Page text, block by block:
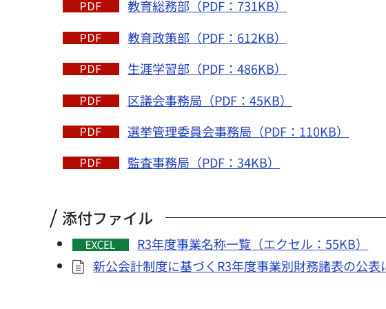
教育総務部（PDF：731KB）
教育政策部（PDF：612KB）
生涯学習部（PDF：486KB）
区議会事務局（PDF：45KB）
選挙管理委員会事務局（PDF：110KB）
監査事務局（PDF：34KB）
添付ファイル
R3年度事業名称一覧（エクセル：55KB）
新公会計制度に基づくR3年度事業別財務諸表の公表